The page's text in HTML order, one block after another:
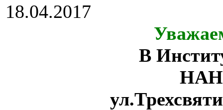
18.04.2017
В
НАН